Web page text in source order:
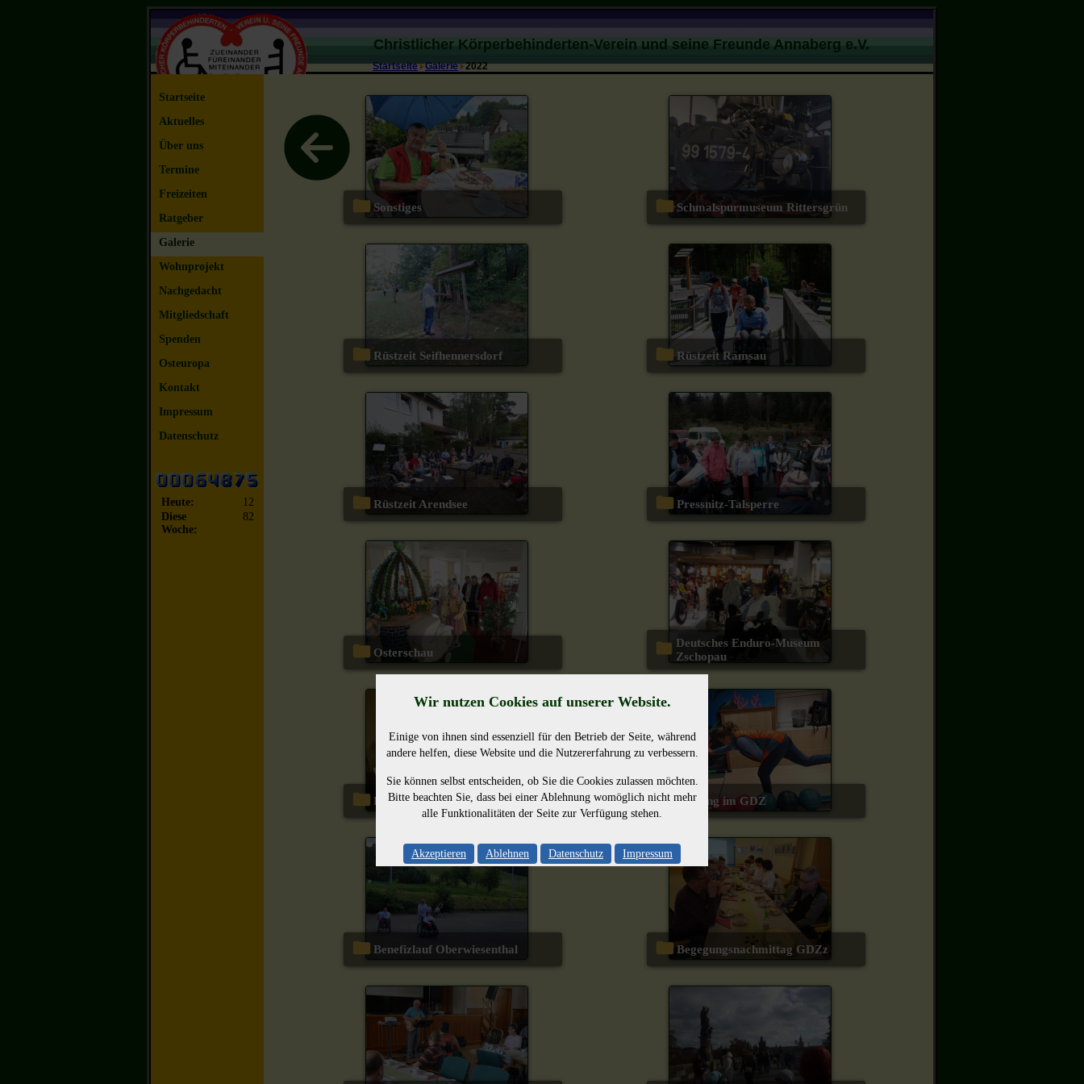
Christlicher Körperbehinderten-Verein und seine Freunde Annaberg e.V.
Startseite Galerie 2022
Startseite
Aktuelles
Über uns
Termine
Freizeiten
Ratgeber
Galerie
Wohnprojekt
Nachgedacht
Mitgliedschaft
Spenden
Osteuropa
Kontakt
Impressum
Datenschutz
Heute:
12
Diese
Woche:
82
Sonstiges Schmalspurmuseum Rittersgrün
Rüstzeit Seifhennersdorf Rüstzeit Ramsau
Rüstzeit Arendsee Pressnitz-Talsperre
Osterschau
Deutsches Enduro-Museum
Zschopau
Buchlesung Grit Wagner Bowling im GDZ
Benefizlauf Oberwiesenthal Begegungsnachmittag GDZz
Wir nutzen Cookies auf unserer Website.
Einige von ihnen sind essenziell für den Betrieb der Seite, während
andere helfen, diese Website und die Nutzererfahrung zu verbessern.
Sie können selbst entscheiden, ob Sie die Cookies zulassen möchten.
Bitte beachten Sie, dass bei einer Ablehnung womöglich nicht mehr
alle Funktionalitäten der Seite zur Verfügung stehen.
Akzeptieren Ablehnen Datenschutz Impressum